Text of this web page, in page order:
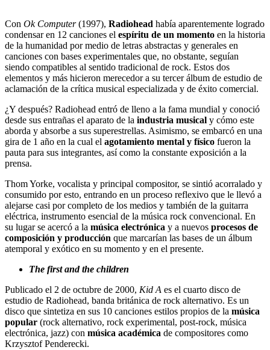
Con Ok Computer(1997), Radiohead había aparentemente logrado
condensar en 12 canciones el espíritu de un momento en la historia
de la humanidad por medio de letras abstractas y generales en
canciones con bases experimentales que, no obstante, seguían
siendo compatibles al sentido tradicional de rock. Estos dos
elementos y más hicieron merecedor a su tercer álbum de estudio de
aclamación de la crítica musical especializada y de éxito comercial.
¿Y después? Radiohead entró de lleno a la fama mundial y conoció
desde sus entrañas el aparato de la industria musical y cómo este
aborda y absorbe a sus superestrellas. Asimismo, se embarcó en una
gira de 1 año en la cual el agotamiento mental y físico fueron la
pauta para sus integrantes, así como la constante exposición a la
prensa.
Thom Yorke, vocalista y principal compositor, se sintió acorralado y
consumido por esto, entrando en un proceso reflexivo que le llevó a
alejarse casi por completo de los medios y también de la guitarra
eléctrica, instrumento esencial de la música rock convencional. En
su lugar se acercó a la música electrónica y a nuevos procesos de
composición y producción que marcarían las bases de un álbum
atemporal y exótico en su momento y en el presente.
The first and the children
Publicado el 2 de octubre de 2000, Kid A es el cuarto disco de
estudio de Radiohead, banda británica de rock alternativo. Es un
disco que sintetiza en sus 10 canciones estilos propios de la música
popular (rock alternativo, rock experimental, post-rock, música
electrónica, jazz) con música académica de compositores como
Krzysztof Penderecki.